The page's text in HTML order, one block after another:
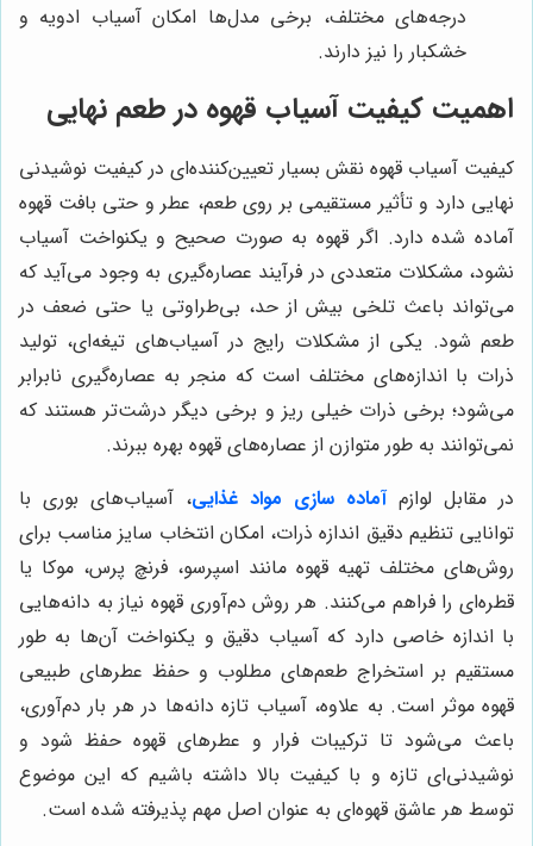
درجه‌های مختلف، برخی مدل‌ها امکان آسیاب ادویه و
خشکبار را نیز دارند.
اهمیت کیفیت آسیاب قهوه در طعم نهایی
کیفیت آسیاب قهوه نقش بسیار تعیین‌کننده‌ای در کیفیت نوشیدنی
نهایی دارد و تأثیر مستقیمی بر روی طعم، عطر و حتی بافت قهوه
آماده شده دارد. اگر قهوه به صورت صحیح و یکنواخت آسیاب
نشود، مشکلات متعددی در فرآیند عصاره‌گیری به وجود می‌آید که
می‌تواند باعث تلخی بیش از حد، بی‌طراوتی یا حتی ضعف در
طعم شود. یکی از مشکلات رایج در آسیاب‌های تیغه‌ای، تولید
ذرات با اندازه‌های مختلف است که منجر به عصاره‌گیری نابرابر
می‌شود؛ برخی ذرات خیلی ریز و برخی دیگر درشت‌تر هستند که
نمی‌توانند به طور متوازن از عصاره‌های قهوه بهره ببرند.
در مقابل لوازمآماده سازی مواد غذایی، آسیاب‌های بوری با
توانایی تنظیم دقیق اندازه ذرات، امکان انتخاب سایز مناسب برای
روش‌های مختلف تهیه قهوه مانند اسپرسو، فرنچ پرس، موکا یا
قطره‌ای را فراهم می‌کنند. هر روش دم‌آوری قهوه نیاز به دانه‌هایی
با اندازه خاصی دارد که آسیاب دقیق و یکنواخت آن‌ها به طور
مستقیم بر استخراج طعم‌های مطلوب و حفظ عطرهای طبیعی
قهوه موثر است. به علاوه، آسیاب تازه‌ دانه‌ها در هر بار دم‌آوری،
باعث می‌شود تا ترکیبات فرار و عطرهای قهوه حفظ شود و
نوشیدنی‌ای تازه و با کیفیت بالا داشته باشیم که این موضوع
توسط هر عاشق قهوه‌ای به عنوان اصل مهم پذیرفته شده است.